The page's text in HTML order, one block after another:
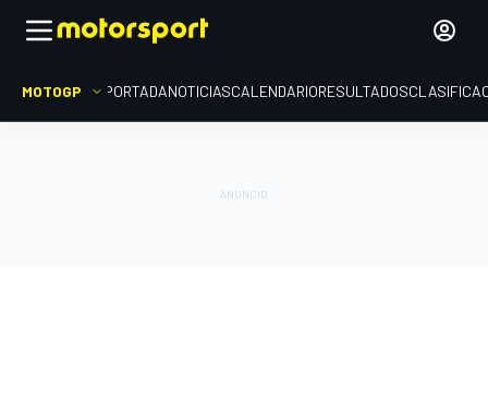
MOTOGP PORTADANOTICIASCALENDARIORESULTADOS